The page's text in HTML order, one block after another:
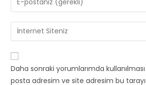
or
to
comment
your
email
address
comment
Enter
your
website
URL
Daha sonraki yorumlarımda
posta adresim ve site adresim bu